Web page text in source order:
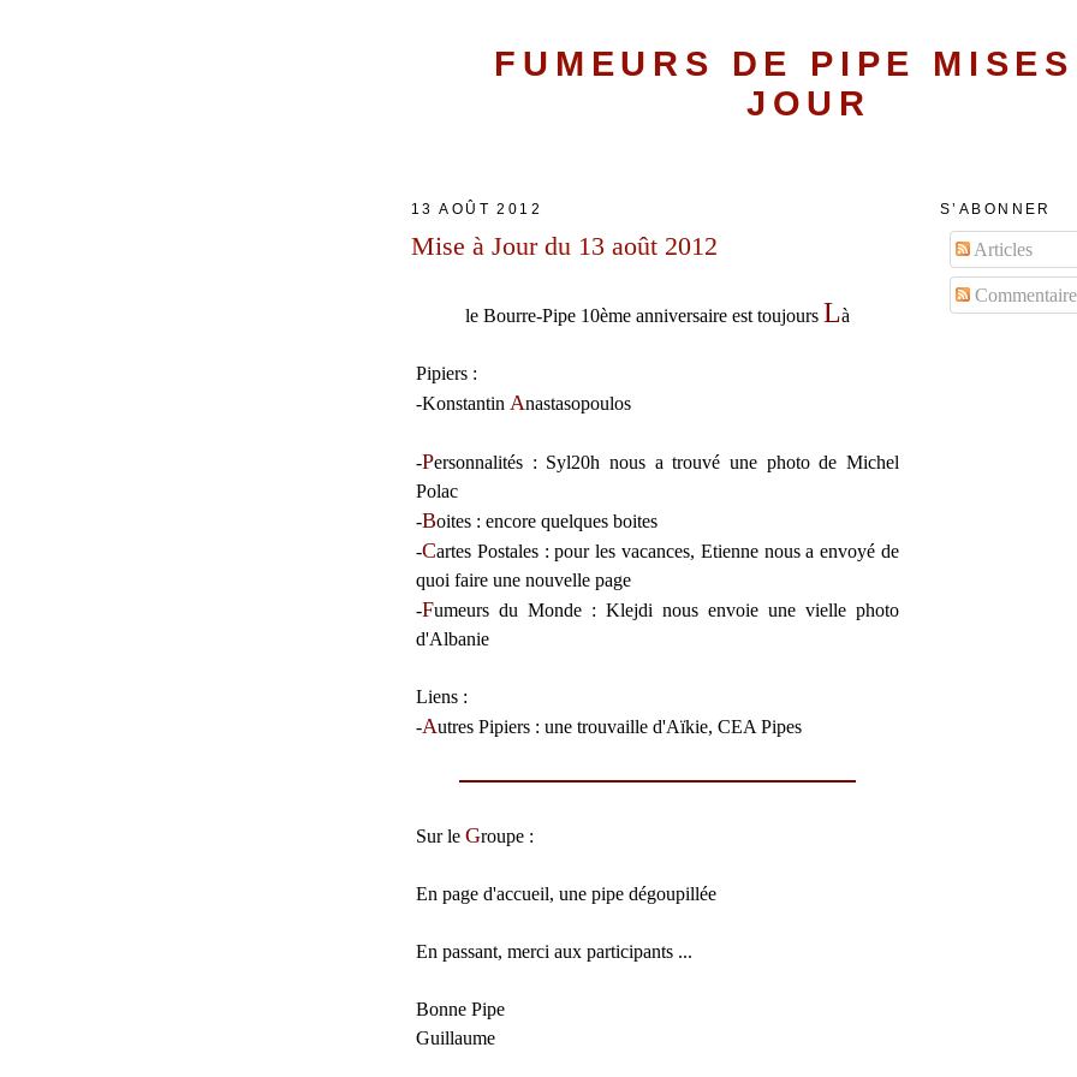
FUMEURS DE PIPE
JOUR
13 AOÛT 2012
Mise à Jour du 13 août 2012
le Bourre-Pipe 10ème anniversaire est toujours Là
Pipiers :
-Konstantin Anastasopoulos
-Personnalités : Syl20h nous a trouvé une photo de Michel
Polac
-Boites : encore quelques boites
-Cartes Postales: pour les vacances, Etienne nous a envoyé de
quoi faire une nouvelle page
-Fumeurs du Monde : Klejdi nous envoie une vielle photo
d'Albanie
Liens :
-Autres Pipiers : une trouvaille d'Aïkie, CEA Pipes
Sur le Groupe :
En page d'accueil, une pipe dégoupillée
En passant, merci aux participants ...
Bonne Pipe
Guillaume
S’ABONNER
Articles